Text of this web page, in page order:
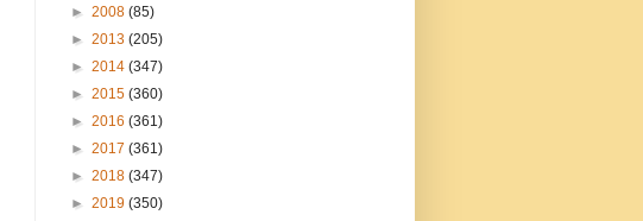
► 2008 (85)
► 2013 (205)
► 2014 (347)
► 2015 (360)
► 2016 (361)
► 2017 (361)
► 2018 (347)
► 2019 (350)